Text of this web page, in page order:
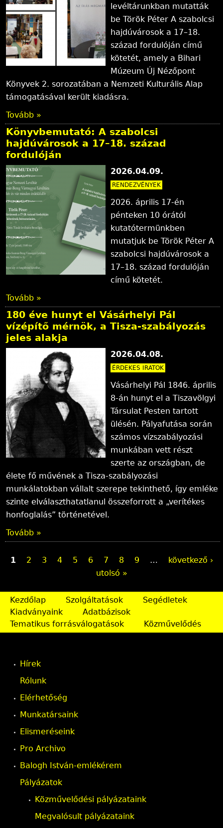
levéltárunkban mutatták
be Török Péter A szabolcsi
hajdúvárosok a 17–18.
század fordulóján című
kötetét, amely a Bihari
Múzeum Új Nézőpont
Könyvek 2. sorozatában a Nemzeti Kulturális Alap
támogatásával került kiadásra.
Tovább »
Könyvbemutató: A szabolcsi
hajdúvárosok a 17–18. század
fordulóján
2026.04.09.
RENDEZVÉNYEK
2026. április 17-én
pénteken 10 órától
kutatótermünkben
mutatjuk be Török Péter A
szabolcsi hajdúvárosok a
17–18. század fordulóján
című kötetét.
Tovább »
180 éve hunyt el Vásárhelyi Pál
vízépítő mérnök, a Tisza-szabályozás
jeles alakja
2026.04.08.
ÉRDEKES IRATOK
Vásárhelyi Pál 1846. április
8-án hunyt el a Tiszavölgyi
Társulat Pesten tartott
ülésén. Pályafutása során
számos vízszabályozási
munkában vett részt
szerte az országban, de
élete fő művének a Tisza-szabályozási
munkálatokban vállalt szerepe tekinthető, így emléke
szinte elválaszthatatlanul összeforrott a „verítékes
honfoglalás” történetével.
Tovább »
O
d
a
l
1 2 3 4 5 6 7 8 9 …
következő ›
utolsó »
Kezdőlap Szolgáltatások
Segédletek
Kiadványaink
Adatbázisok
Tematikus forrásválogatások
Közművelődés
Hírek
Rólunk
Elérhetőség
Munkatársaink
Elismeréseink
Pro Archivo
Balogh István-emlékérem
Pályázatok
Közművelődési pályázataink
Megvalósult pályázataink